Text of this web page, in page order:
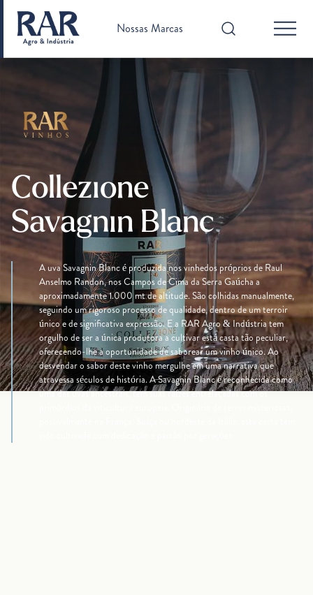
Nossas Marcas
Collezione
Savagnin Blanc
A uva Savagnin Blanc é produzida nos vinhedos próprios de Raul
Anselmo Randon, nos Campos de Cima da Serra Gaúcha a
aproximadamente 1.000 mt de altitude. São colhidas manualmente,
seguindo um rigoroso processo de qualidade, dentro de um terroir
único e de significativa expressão. E a RAR Agro & Indústria tem
orgulho de ser a única produtora a cultivar está casta tão peculiar,
oferecendo-lhe a oportunidade de saborear um vinho único. Ao
desvendar o sabor deste vinho mergulhe em uma narrativa que
atravessa séculos de história. A Savagnin Blanc é reconhecida como
uma das uvas ancestrais, tem suas raízes entrelaçadas com os